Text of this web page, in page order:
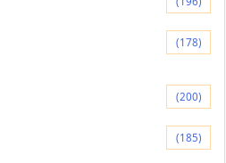
(178)
(200)
(185)